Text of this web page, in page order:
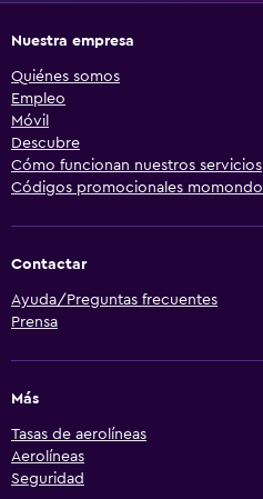
Nuestra empresa
Quiénes somos
Empleo
Móvil
Descubre
Cómo funcionan nuestros servicios
Códigos promocionales momondo
Contactar
Ayuda/Preguntas frecuentes
Prensa
Más
Tasas de aerolíneas
Aerolíneas
Seguridad